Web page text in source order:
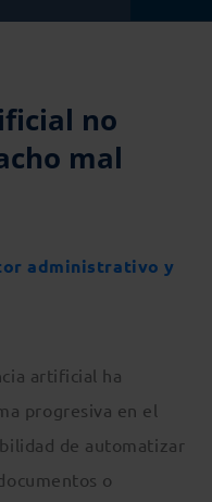
no
mal
administrativo y
artificial ha
progresiva en el
de automatizar
o